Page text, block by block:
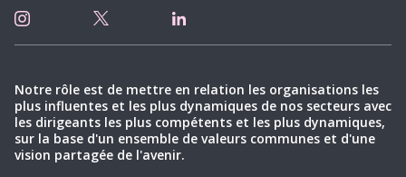
Notre rôle est de mettre en relation les organisations les
plus influentes et les plus dynamiques de nos secteurs avec
les dirigeants les plus compétents et les plus dynamiques,
sur la base d'un ensemble de valeurs communes et d'une
vision partagée de l'avenir.